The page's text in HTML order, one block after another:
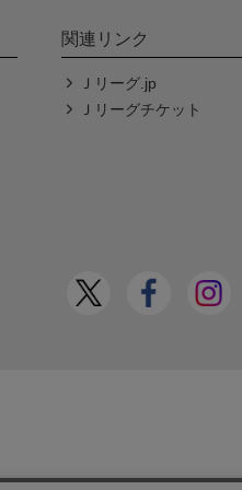
関連リンク
Ｊリーグ.jp
Ｊリーグチケット